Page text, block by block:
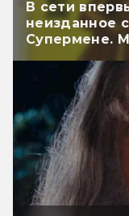
В сети
неизданное
Супермене.